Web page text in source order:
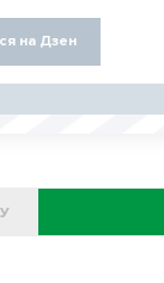
на Дзен